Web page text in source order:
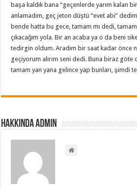
başa kaldık bana “geçenlerde yarım kalan
anlamadım, geç jeton düştü “evet abi”
bende hatta bu gece, tamam mı dedi,
çıkacağım yola. Bir an acaba ya o da beni
tedirgin oldum. Aradım bir saat kadar önce
geçiyorum alırım seni dedi. Buna biraz göte
tamam yan yana gelince yap bunları, şimdi
Hakkında admin